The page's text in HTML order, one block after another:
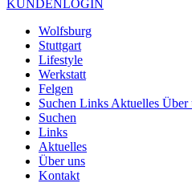
KUNDENLOGIN
Wolfsburg
Stuttgart
Lifestyle
Werkstatt
Felgen
Suchen Links Aktuelles Über
Suchen
Links
Aktuelles
Über uns
Kontakt